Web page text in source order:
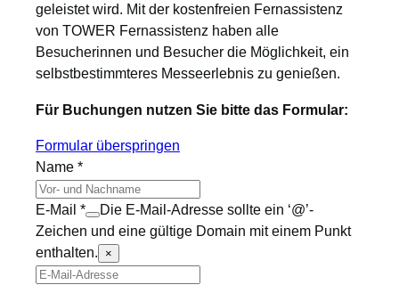
geleistet wird. Mit der kostenfreien Fernassistenz
von TOWER Fernassistenz haben alle
Besucherinnen und Besucher die Möglichkeit, ein
selbstbestimmteres Messeerlebnis zu genießen.
Für Buchungen nutzen Sie bitte das Formular:
Formular überspringen
Name *
E-Mail *
Die E-Mail-Adresse sollte ein ‘@’-
Zeichen und eine gültige Domain mit einem Punkt
enthalten.
×